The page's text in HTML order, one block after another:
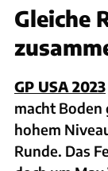
Gleiche
GP USA 2023
macht
hohem
Runde. Das